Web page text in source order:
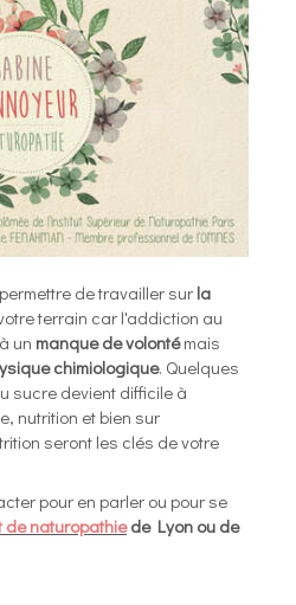
de travailler sur la
terrain car l'addiction au
un manque de volontémais
chimiologique. Quelques
sucre devient difficile à
nutrition et bien sur
seront les clés de votre
pour en parler ou pour se
de naturopathie de Lyon ou de